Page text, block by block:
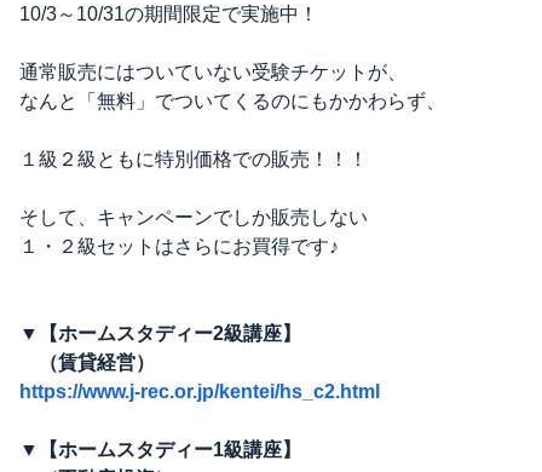
10/3～10/31の期間限定で実施中！
通常販売にはついていない受験チケットが、
なんと「無料」でついてくるのにもかかわらず、
１級２級ともに特別価格での販売！！！
そして、キャンペーンでしか販売しない
１・２級セットはさらにお買得です♪
▼【ホームスタディー2級講座】
（賃貸経営）
https://www.j-rec.or.jp/kentei/hs_c2.html
▼【ホームスタディー1級講座】